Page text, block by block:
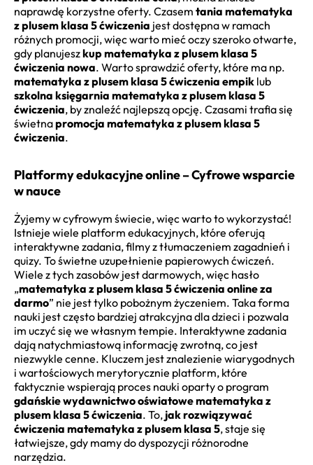
naprawdę korzystne oferty. Czasem tania matematyka
z plusem klasa 5 ćwiczenia jest dostępna w ramach
różnych promocji, więc warto mieć oczy szeroko otwarte,
gdy planujeszkup matematyka z plusem klasa 5
ćwiczenia nowa. Warto sprawdzić oferty, które ma np.
matematyka z plusem klasa 5 ćwiczenia empik lub
szkolna księgarnia matematyka z plusem klasa 5
ćwiczenia, by znaleźć najlepszą opcję. Czasami trafia się
świetnapromocja matematyka z plusem klasa 5
ćwiczenia.
Platformy edukacyjne online – Cyfrowe wsparcie
w nauce
Żyjemy w cyfrowym świecie, więc warto to wykorzystać!
Istnieje wiele platform edukacyjnych, które oferują
interaktywne zadania, filmy z tłumaczeniem zagadnień i
quizy. To świetne uzupełnienie papierowych ćwiczeń.
Wiele z tych zasobów jest darmowych, więc hasło
„matematyka z plusem klasa 5 ćwiczenia online za
darmo” nie jest tylko pobożnym życzeniem. Taka forma
nauki jest często bardziej atrakcyjna dla dzieci i pozwala
im uczyć się we własnym tempie. Interaktywne zadania
dają natychmiastową informację zwrotną, co jest
niezwykle cenne. Kluczem jest znalezienie wiarygodnych
i wartościowych merytorycznie platform, które
faktycznie wspierają proces nauki oparty o program
gdańskie wydawnictwo oświatowe matematyka z
plusem klasa 5 ćwiczenia. To, jak rozwiązywać
ćwiczenia matematyka z plusem klasa 5, staje się
łatwiejsze, gdy mamy do dyspozycji różnorodne
narzędzia.